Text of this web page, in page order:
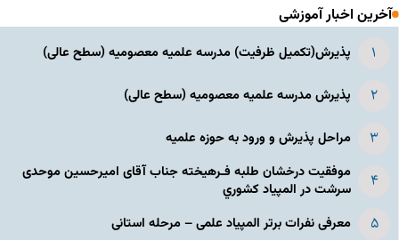
آخرین اخبار آموزشی
پذیرش(تکمیل ظرفیت) مدرسه علمیه معصومیه‌ (سطح عالی)
پذیرش مدرسه علمیه معصومیه‌ (سطح عالی)
مراحل پذیرش و ورود به حوزه علمیه
موفقیت درخشان طلبه فـرهیخته جناب آقای امیرحسین موحدی
سرشت در المپياد كشوري
معرفی نفرات برتر المپیاد علمی – مرحله استانی